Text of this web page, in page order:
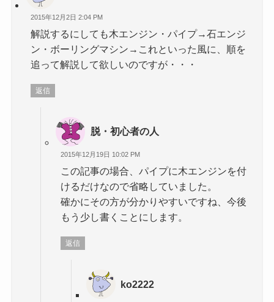
2015年12月2日 2:04 PM
解説するにしても木エンジン・パイプ→石エンジ
ン・ボーリングマシン→これといった風に、順を
追って解説して欲しいのですが・・・
返信
脱・初心者の人
2015年12月19日 10:02 PM
この記事の場合、パイプに木エンジンを付
けるだけなので省略していました。
確かにその方が分かりやすいですね、今後
もう少し書くことにします。
返信
ko2222